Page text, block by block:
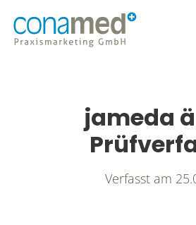
jameda
Verfasst am